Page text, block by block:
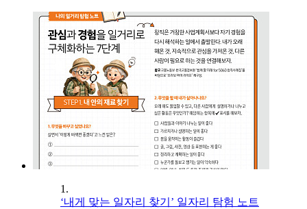
1.
‘내게 맞는 일자리 찾기’ 일자리 탐험 노트